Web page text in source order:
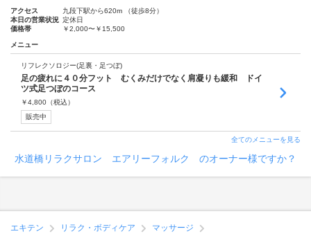
アクセス
九段下駅から620m （徒歩8分）
本日の営業状況 定休日
価格帯
￥2,000〜￥15,500
メニュー
リフレクソロジー(足裏・足つぼ)
足の疲れに４０分フット むくみだけでなく肩凝りも緩和 ドイ
ツ式足つぼのコース
￥4,800 （税込）
販売中
全てのメニューを見る
水道橋リラクサロン エアリーフォルク のオーナー様ですか？
エキテン リラク・ボディケア
マッサージ